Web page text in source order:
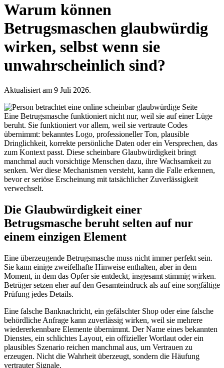
Warum können
Betrugsmaschen glaubwürdig
wirken, selbst wenn sie
unwahrscheinlich sind?
Aktualisiert am 9 Juli 2026.
Eine Betrugsmasche funktioniert nicht nur, weil sie auf einer Lüge
beruht. Sie funktioniert vor allem, weil sie vertraute Codes
übernimmt: bekanntes Logo, professioneller Ton, plausible
Dringlichkeit, korrekte persönliche Daten oder ein Versprechen, das
zum Kontext passt. Diese scheinbare Glaubwürdigkeit bringt
manchmal auch vorsichtige Menschen dazu, ihre Wachsamkeit zu
senken. Wer diese Mechanismen versteht, kann die Falle erkennen,
bevor er seriöse Erscheinung mit tatsächlicher Zuverlässigkeit
verwechselt.
Die Glaubwürdigkeit einer
Betrugsmasche beruht selten auf nur
einem einzigen Element
Eine überzeugende Betrugsmasche muss nicht immer perfekt sein.
Sie kann einige zweifelhafte Hinweise enthalten, aber in dem
Moment, in dem das Opfer sie entdeckt, insgesamt stimmig wirken.
Betrüger setzen eher auf den Gesamteindruck als auf eine sorgfältige
Prüfung jedes Details.
Eine falsche Banknachricht, ein gefälschter Shop oder eine falsche
behördliche Anfrage kann zuverlässig wirken, weil sie mehrere
wiedererkennbare Elemente übernimmt. Der Name eines bekannten
Dienstes, ein schlichtes Layout, ein offizieller Wortlaut oder ein
plausibles Szenario reichen manchmal aus, um Vertrauen zu
erzeugen. Nicht die Wahrheit überzeugt, sondern die Häufung
vertrauter Signale.